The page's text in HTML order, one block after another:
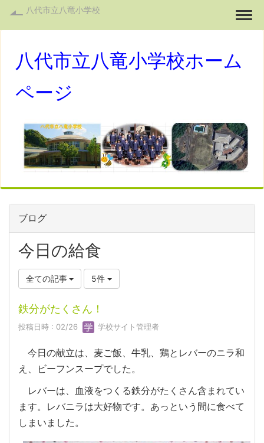
八代市立八竜小学校
八代市立八竜小学校ホーム
ページ
ブログ
今日の給食
全ての記事 5件
鉄分がたくさん！
投稿日時 : 02/26 学校サイト管理者
今日の献立は、麦ご飯、牛乳、鶏とレバーのニラ和
え、ビーフンスープでした。
レバーは、血液をつくる鉄分がたくさん含まれてい
ます。レバニラは大好物です。あっという間に食べて
しまいました。